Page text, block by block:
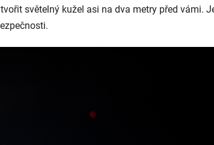
světelný kužel asi na dva metry před vámi.